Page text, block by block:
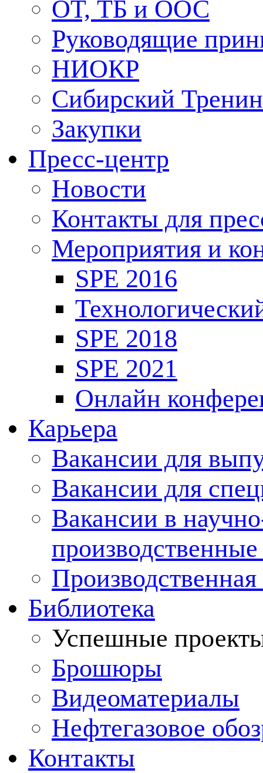
ОТ, ТБ и ООС
Руководящие
НИОКР
Сибирский
Закупки
Пресс-центр
Новости
Контакты для
Мероприятия и
SPE 2016
SPE 2018
SPE 2021
Онлайн
Карьера
Вакансии для
Вакансии для
Вакансии в
Производственная
Библиотека
Успешные
Брошюры
Видеоматериалы
Нефтегазовое
Контакты